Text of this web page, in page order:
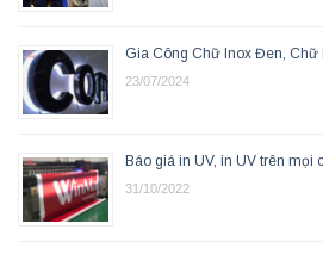
Gia Công Chữ Inox Đen, Chữ
23/07/2024
Báo giá in UV, in UV trên mọi
31/10/2022